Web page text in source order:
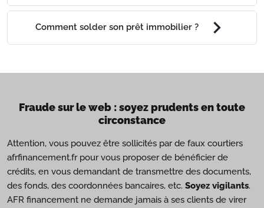
Comment solder son prêt immobilier ? chevron_right
Fraude sur le web : soyez prudents en toute
circonstance
Attention, vous pouvez être sollicités par de faux courtiers
afrfinancement.fr pour vous proposer de bénéficier de
crédits, en vous demandant de transmettre des documents,
des fonds, des coordonnées bancaires, etc. Soyez vigilants.
AFR financement ne demande jamais à ses clients de virer